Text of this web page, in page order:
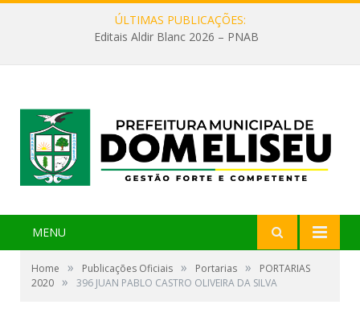
ÚLTIMAS PUBLICAÇÕES:
Editais Aldir Blanc 2026 – PNAB
MENU
Home » Publicações Oficiais » Portarias »
PORTARIAS
2020 » 396 JUAN PABLO CASTRO OLIVEIRA DA SILVA